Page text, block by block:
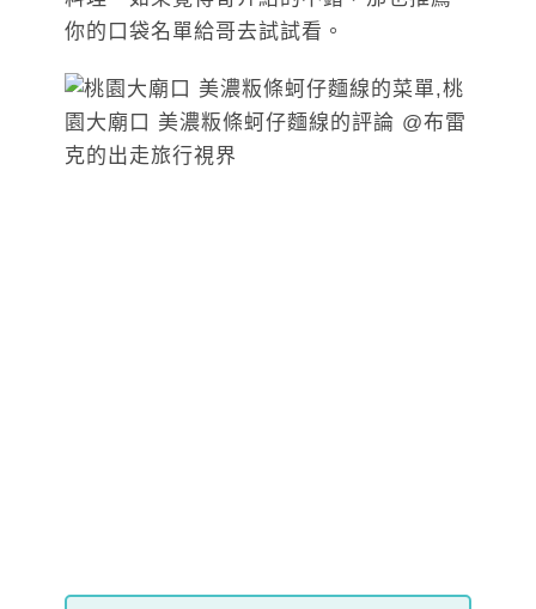
你的口袋名單給哥去試試看。